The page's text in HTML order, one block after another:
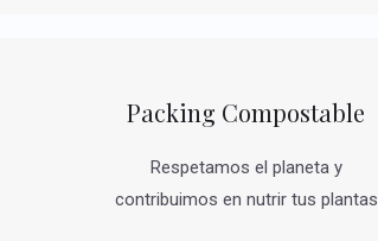
Packing Compostable
Respetamos el planeta y
contribuimos en nutrir tus plantas